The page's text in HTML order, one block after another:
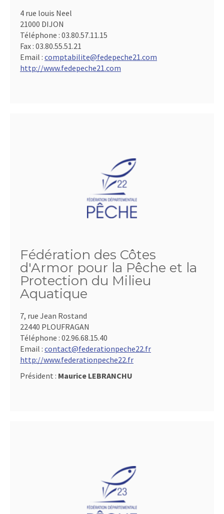
4 rue louis Neel
21000 DIJON
Téléphone : 03.80.57.11.15
Fax : 03.80.55.51.21
Email : comptabilite@fedepeche21.com
http://www.fedepeche21.com
Fédération des Côtes
d'Armor pour la Pêche et la
Protection du Milieu
Aquatique
7, rue Jean Rostand
22440 PLOUFRAGAN
Téléphone : 02.96.68.15.40
Email : contact@federationpeche22.fr
http://www.federationpeche22.fr
Président : Maurice LEBRANCHU